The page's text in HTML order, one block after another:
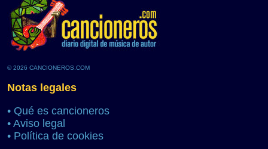
© 2026 CANCIONEROS.COM
Notas legales
• Qué es cancioneros
• Aviso legal
• Política de cookies